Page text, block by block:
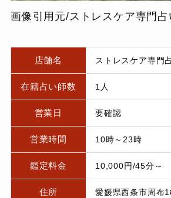
画像引用元/ストレスケア専門
店舗名 ストレスケア専門
在籍占い師数 1人
営業日 要確認
営業時間 10時～23時
鑑定料金 10,000円/45分～
住所 愛媛県西条市周布